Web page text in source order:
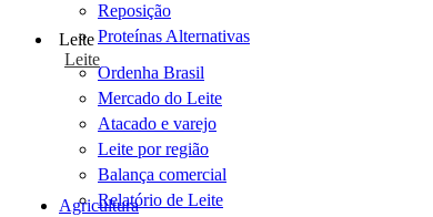
Reposição
Proteínas Alternativas
Leite
Leite
Ordenha Brasil
Mercado do Leite
Atacado e varejo
Leite por região
Balança comercial
Relatório de Leite
Agricultura